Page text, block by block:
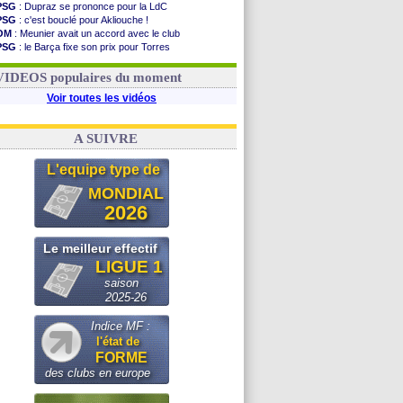
: Dupraz se prononce pour la LdC
: c'est bouclé pour Akliouche !
: Meunier avait un accord avec le club
: le Barça fixe son prix pour Torres
: Torres souhaite rejoindre le PSG !
populaires du moment
Voir toutes les vidéos
A SUIVRE
L'equipe type de
MONDIAL
2026
Le meilleur effectif
LIGUE 1
saison
2025-26
Indice MF :
l'état de
FORME
des clubs en europe